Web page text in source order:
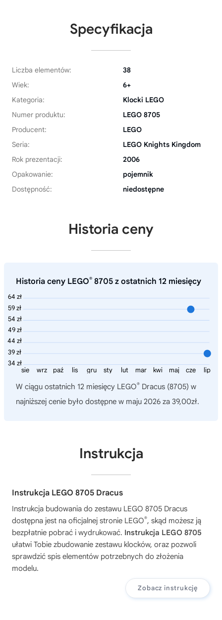
Specyfikacja
Liczba elementów:
38
Wiek:
6+
Kategoria:
Klocki LEGO
Numer produktu:
LEGO 8705
Producent:
LEGO
Seria:
LEGO Knights Kingdom
Rok prezentacji:
2006
Opakowanie:
pojemnik
Dostępność:
niedostępne
Historia ceny
Historia ceny LEGO® 8705 z ostatnich 12 miesięcy
64 zł
59 zł
54 zł
49 zł
44 zł
39 zł
34 zł
lip
cze
maj
kwi
mar
lut
sty
gru
lis
paź
wrz
sie
W ciągu ostatnich 12 miesięcy LEGO® Dracus (8705) w
najniższej cenie było dostępne w maju 2026 za 39,00zł.
Instrukcja
Instrukcja LEGO 8705 Dracus
Instrukcja budowania do zestawu LEGO 8705 Dracus
dostępna jest na oficjalnej stronie LEGO®, skąd możesz ją
bezpłatnie pobrać i wydrukować. Instrukcja LEGO 8705
ułatwi Tobie zbudowanie zestawu klocków, oraz pozwoli
sprawdzić spis elementów potrzebnych do złożenia
modelu.
Zobacz instrukcję